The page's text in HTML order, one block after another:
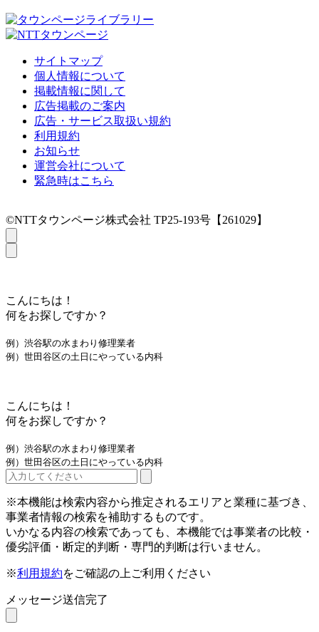
サイトマップ
個人情報について
掲載情報に関して
広告掲載のご案内
広告・サービス取扱い規約
利用規約
お知らせ
運営会社について
緊急時はこちら
©NTTタウンページ株式会社 TP25-193号【261029】
こんにちは！
何をお探しですか？
例）渋谷駅の水まわり修理業者
例）世田谷区の土日にやっている内科
こんにちは！
何をお探しですか？
例）渋谷駅の水まわり修理業者
例）世田谷区の土日にやっている内科
※本機能は検索内容から推定されるエリアと業種に基づき、
事業者情報の検索を補助するものです。
いかなる内容の検索であっても、本機能では事業者の比較・
優劣評価・断定的判断・専門的判断は行いません。
※利用規約をご確認の上ご利用ください
メッセージ送信完了